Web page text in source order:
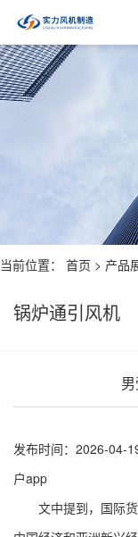
当前位置： 首页 > 产品
锅炉通引风机
发布时间：2026-04-
户app
文中提到，国际货